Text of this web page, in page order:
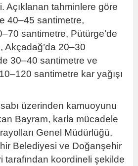
Açıklanan tahminlere göre
40–45 santimetre,
santimetre, Pütürge’de
Akçadağ’da 20–30
30–40 santimetre ve
santimetre kar yağışı
üzerinden kamuoyunu
Bayram, karla mücadele
Genel Müdürlüğü,
Belediyesi ve Doğanşehir
tarafından koordineli şekilde